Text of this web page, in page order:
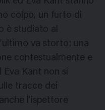
colpo, un furto di
è studiato al
va storto: una
contestualmente e
Kant non si
tracce dei
l’ispettore